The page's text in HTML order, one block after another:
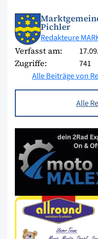
Pichler
Redakteure
Verfasst am:
Zugriffe:
741
Alle Beiträge von
Alle